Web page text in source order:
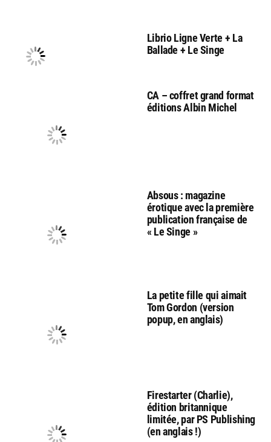
Librio Ligne Verte + La
Ballade + Le Singe
CA – coffret grand format
éditions Albin Michel
Absous : magazine
érotique avec la première
publication française de
« Le Singe »
La petite fille qui aimait
Tom Gordon (version
popup, en anglais)
Firestarter (Charlie),
édition britannique
limitée, par PS Publishing
(en anglais !)